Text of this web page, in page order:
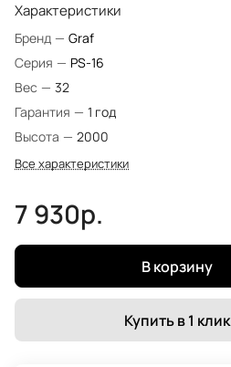
Характеристики
Бренд — Graf
Серия — PS-16
Вес — 32
Гарантия — 1 год
Высота — 2000
Все характеристики
7 930р.
В корзину
Купить в 1 клик